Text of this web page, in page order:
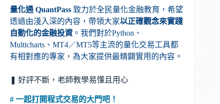
量化通 QuantPass 致力於全民量化金融教育，希望
透過由淺入深的內容，帶領大家以正確觀念來實踐
自動化的金融投資。我們對於Python、
Multicharts、MT4／MT5等主流的量化交易工具都
有相對應的專家，為大家提供最精闢實用的內容。
❚ 好評不斷，老師教學易懂且用心
# 一起打開程式交易的大門吧！